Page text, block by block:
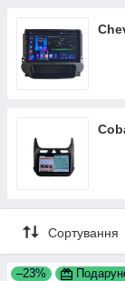
Сортування
–23%